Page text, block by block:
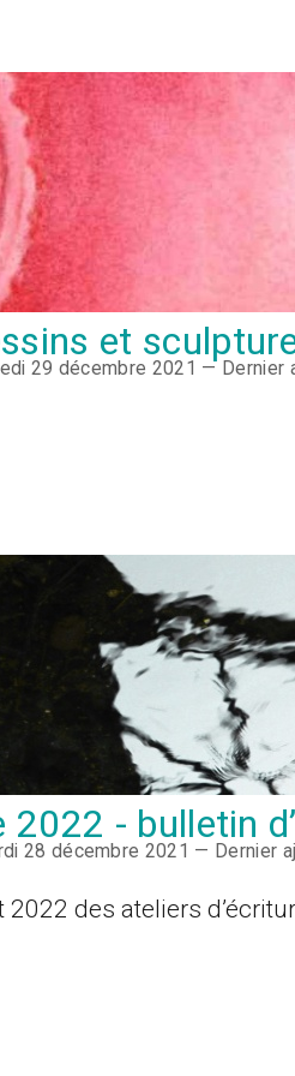
et
29 décembre 2021 — Dernier
- bulletin
28 décembre 2021 — Dernier
des ateliers